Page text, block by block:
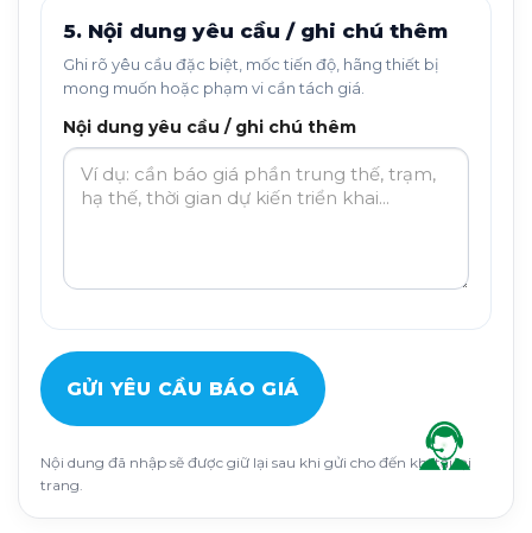
5. Nội dung yêu cầu / ghi chú thêm
Ghi rõ yêu cầu đặc biệt, mốc tiến độ, hãng thiết bị
mong muốn hoặc phạm vi cần tách giá.
Nội dung yêu cầu / ghi chú thêm
GỬI YÊU CẦU BÁO GIÁ
Nội dung đã nhập sẽ được giữ lại sau khi gửi cho đến khi tải lại
trang.